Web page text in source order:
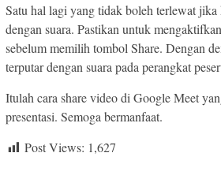
Satu hal lagi yang tidak boleh terlewat
dengan suara. Pastikan untuk
sebelum memilih tombol Share. Dengan
terputar dengan suara pada perangkat
Itulah cara share video di Google Meet
presentasi. Semoga bermanfaat.
Post Views: 1,627